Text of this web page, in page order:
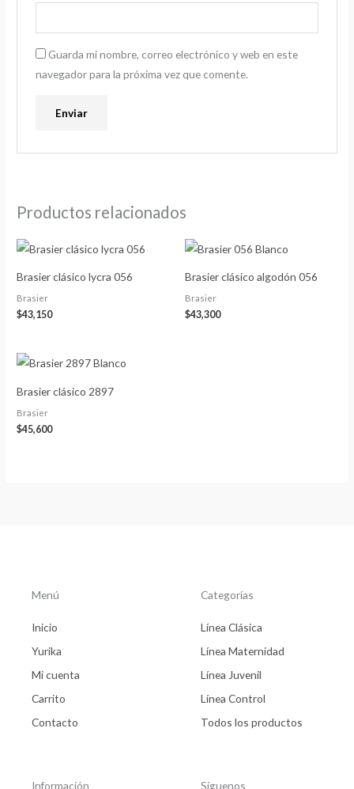
Guarda mi nombre, correo electrónico y web en este
navegador para la próxima vez que comente.
Productos relacionados
Brasier clásico lycra 056
Brasier
$43,150
Brasier clásico algodón 056
Brasier
$43,300
Brasier clásico 2897
Brasier
$45,600
Menú
Inicio
Yurika
Mi cuenta
Carrito
Contacto
Categorías
Línea Clásica
Línea Maternidad
Línea Juvenil
Línea Control
Todos los productos
Información Síguenos